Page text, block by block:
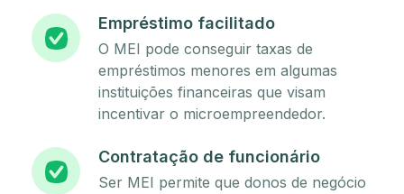
Empréstimo facilitado
O MEI pode conseguir taxas de
empréstimos menores em algumas
instituições financeiras que visam
incentivar o microempreendedor.
Contratação de funcionário
Ser MEI permite que donos de negócio